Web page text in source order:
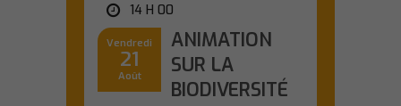
14 H 00
Vendredi
21
Août
ANIMATION
SUR LA
BIODIVERSITÉ